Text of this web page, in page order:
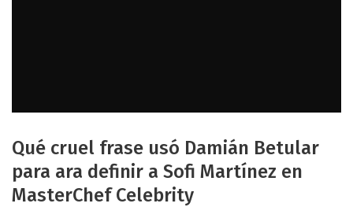
Qué cruel frase usó Damián Betular
para ara definir a Sofi Martínez en
MasterChef Celebrity